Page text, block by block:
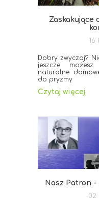
Zaskakujące
16
Dobry zwyczaj?
jeszcze
naturalne
do pryzmy
Czytaj więcej
Nasz Patron -
02